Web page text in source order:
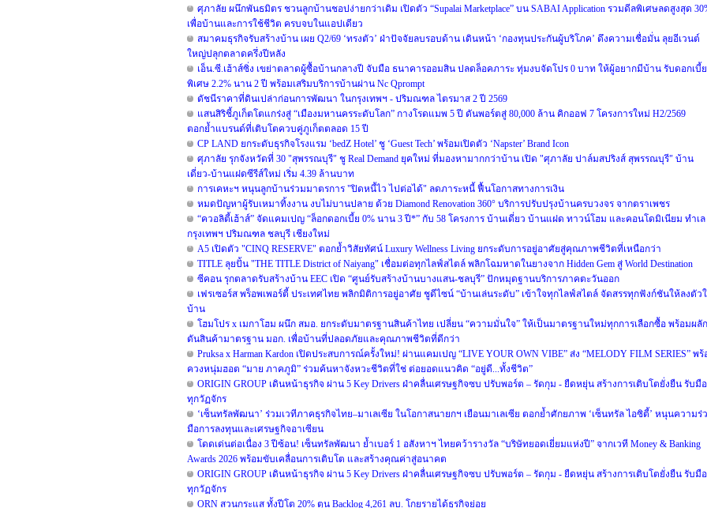
ศุภาลัย ผนึกพันธมิตร ชวนลูกบ้านชอปง่ายกว่าเดิม เปิดตัว “Supalai Marketplace” บน SABAI Application รวมดีลพิเศษลดสูงสุด
เพื่อบ้านและการใช้ชีวิต ครบจบในแอปเดียว
สมาคมธุรกิจรับสร้างบ้าน เผย Q2/69 ‘ทรงตัว’ ฝ่าปัจจัยลบรอบด้าน เดินหน้า ‘กองทุนประกันผู้บริโภค’ ดึงความเชื่อมั่น ลุยอีเวนต์
ใหญ่ปลุกตลาดครึ่งปีหลัง
เอ็น.ซี.เฮ้าส์ซิ่ง เขย่าตลาดผู้ซื้อบ้านกลางปี จับมือ ธนาคารออมสิน ปลดล็อคภาระ ทุ่มงบจัดโปร 0 บาท ให้ผู้อยากมีบ้าน รับดอกเบี้ย
พิเศษ 2.2% นาน 2 ปี พร้อมเสริมบริการบ้านผ่าน Nc Qprompt
ดัชนีราคาที่ดินเปล่าก่อนการพัฒนา ในกรุงเทพฯ - ปริมณฑล ไตรมาส 2 ปี 2569
แสนสิริชี้ภูเก็ตโตแกร่งสู่ “เมืองมหานครระดับโลก” กางโรดแมพ 5 ปี ดันพอร์ตสู่ 80,000 ล้าน คิกออฟ 7 โครงการใหม่ H2/2569
ตอกย้ำแบรนด์ที่เติบโตควบคู่ภูเก็ตตลอด 15 ปี
CP LAND ยกระดับธุรกิจโรงแรม ‘bedZ Hotel’ ชู ‘Guest Tech’ พร้อมเปิดตัว ‘Napster’ Brand Icon
ศุภาลัย รุกจังหวัดที่ 30 "สุพรรณบุรี" ชู Real Demand ยุคใหม่ ที่มองหามากกว่าบ้าน เปิด "ศุภาลัย ปาล์มสปริงส์ สุพรรณบุรี" บ้าน
เดี่ยว-บ้านแฝดซีรีส์ใหม่ เริ่ม 4.39 ล้านบาท
การเคหะฯ หนุนลูกบ้านร่วมมาตรการ "ปิดหนี้ไว ไปต่อได้" ลดภาระหนี้ ฟื้นโอกาสทางการเงิน
หมดปัญหาผู้รับเหมาทิ้งงาน งบไม่บานปลาย ด้วย Diamond Renovation 360° บริการปรับปรุงบ้านครบวงจร จากตราเพชร
“ควอลิตี้เฮ้าส์” จัดแคมเปญ “ล็อกดอกเบี้ย 0% นาน 3 ปี*” กับ 58 โครงการ บ้านเดี่ยว บ้านแฝด ทาวน์โฮม และคอนโดมิเนียม ทำเล
กรุงเทพฯ ปริมณฑล ชลบุรี เชียงใหม่
A5 เปิดตัว "CINQ RESERVE" ตอกย้ำวิสัยทัศน์ Luxury Wellness Living ยกระดับการอยู่อาศัยสู่คุณภาพชีวิตที่เหนือกว่า
TITLE ลุยปั้น "THE TITLE District of Naiyang" เชื่อมต่อทุกไลฟ์สไตล์ พลิกโฉมหาดในยางจาก Hidden Gem สู่ World Destination
ซีคอน รุกตลาดรับสร้างบ้าน EEC เปิด “ศูนย์รับสร้างบ้านบางแสน-ชลบุรี” ปักหมุดฐานบริการภาคตะวันออก
เฟรเซอร์ส พร็อพเพอร์ตี้ ประเทศไทย พลิกมิติการอยู่อาศัย ชูดีไซน์ “บ้านเล่นระดับ” เข้าใจทุกไลฟ์สไตล์ จัดสรรทุกฟังก์ชันให้ลงตัว
บ้าน
โฮมโปร x เมกาโฮม ผนึก สมอ. ยกระดับมาตรฐานสินค้าไทย เปลี่ยน “ความมั่นใจ” ให้เป็นมาตรฐานใหม่ทุกการเลือกซื้อ พร้อมผลัก
ดันสินค้ามาตรฐาน มอก. เพื่อบ้านที่ปลอดภัยและคุณภาพชีวิตที่ดีกว่า
Pruksa x Harman Kardon เปิดประสบการณ์ครั้งใหม่! ผ่านแคมเปญ “LIVE YOUR OWN VIBE” ส่ง “MELODY FILM SERIES” พร้
ควงหนุ่มฮอต “มาย ภาคภูมิ” ร่วมค้นหาจังหวะชีวิตที่ใช่ ต่อยอดแนวคิด “อยู่ดี...ทั้งชีวิต”
ORIGIN GROUP เดินหน้าธุรกิจ ผ่าน 5 Key Drivers ฝ่าคลื่นเศรษฐกิจซบ ปรับพอร์ต – รัดกุม - ยืดหยุ่น สร้างการเติบโตยั่งยืน รับมือ
ทุกวัฏจักร
‘เซ็นทรัลพัฒนา’ ร่วมเวทีภาคธุรกิจไทย–มาเลเซีย ในโอกาสนายกฯ เยือนมาเลเซีย ตอกย้ำศักยภาพ ‘เซ็นทรัล ไอซิตี้’ หนุนความร่
มือการลงทุนและเศรษฐกิจอาเซียน
โดดเด่นต่อเนื่อง 3 ปีซ้อน! เซ็นทรัลพัฒนา ย้ำเบอร์ 1 อสังหาฯ ไทยคว้ารางวัล “บริษัทยอดเยี่ยมแห่งปี” จากเวที Money & Banking
Awards 2026 พร้อมขับเคลื่อนการเติบโต และสร้างคุณค่าสู่อนาคต
ORIGIN GROUP เดินหน้าธุรกิจ ผ่าน 5 Key Drivers ฝ่าคลื่นเศรษฐกิจซบ ปรับพอร์ต – รัดกุม - ยืดหยุ่น สร้างการเติบโตยั่งยืน รับมือ
ทุกวัฏจักร
ORN สวนกระแส ทั้งปีโต 20% ตุน Backlog 4,261 ลบ. โกยรายได้ธุรกิจย่อย